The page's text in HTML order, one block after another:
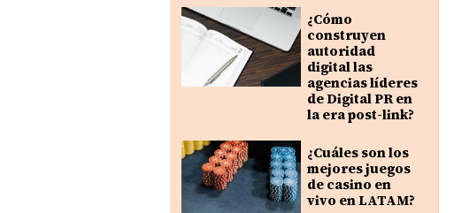
¿Cómo
construyen
autoridad
digital las
agencias líderes
de Digital PR en
la era post-link?
¿Cuáles son los
mejores juegos
de casino en
vivo en LATAM?